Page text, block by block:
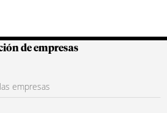
Colombianas
de empresas